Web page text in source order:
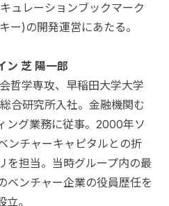
ュレーションブックマーク
ー)の開発運営にあたる。
ン 芝 陽一郎
哲学専攻、早稲田大学大学
合研究所入社。金融機関む
ング業務に従事。2000年ソ
ンチャーキャピタルとの折
を担当。当時グループ内の最
ベンチャー企業の役員歴任を
。